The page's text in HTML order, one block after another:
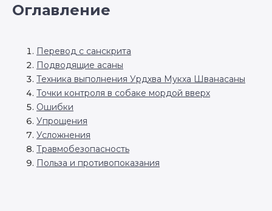
Оглавление
Перевод с санскрита
Подводящие асаны
Техника выполнения Урдхва Мукха Шванасаны
Точки контроля в собаке мордой вверх
Ошибки
Упрощения
Усложнения
Травмобезопасность
Польза и противопоказания